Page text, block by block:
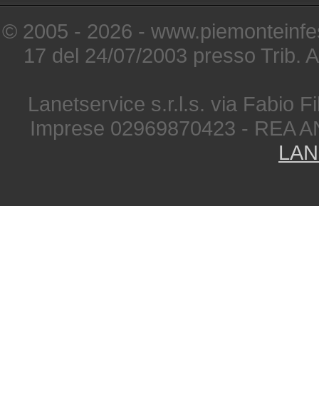
© 2005 - 2026 -
17 del 24/07/2003 presso Trib.
Lanetservice s.r.l.s. via Fabio
Imprese 02969870423 - REA